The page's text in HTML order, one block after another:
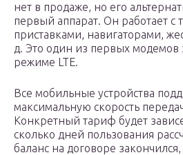
нет в продаже, но его
первый аппарат. Он работает
приставками, навигаторами,
д. Это один из первых
режиме LTE.
Все мобильные устройства
максимальную скорость
Конкретный тариф будет
сколько дней пользования
баланс на договоре